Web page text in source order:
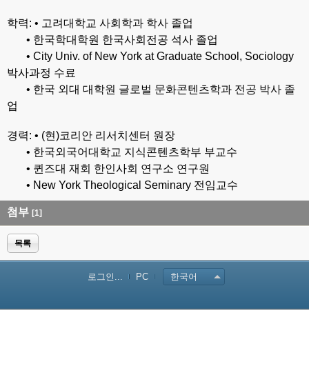
학력: • 고려대학교 사회학과 학사 졸업
• 한국학대학원 한국사회전공 석사 졸업
• City Univ. of New York at Graduate School, Sociology
박사과정 수료
• 한국 외대 대학원 글로벌 문화콘텐츠학과 전공 박사 졸
업
경력: • (현)코리안 리서치센터 원장
• 한국외국어대학교 지식콘텐츠학부 부교수
• 퀸즈대 재회 한인사회 연구소 연구원
• New York Theological Seminary 전임교수
첨부 [1]
목록
로그인... PC 한국어